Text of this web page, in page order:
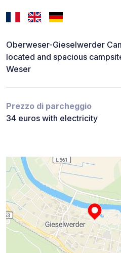
Oberweser-Gieselwerder
located and spacious
Weser
Prezzo di parcheggio
34 euros with electricity